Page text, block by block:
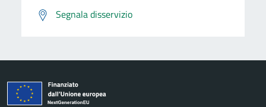
Segnala disservizio